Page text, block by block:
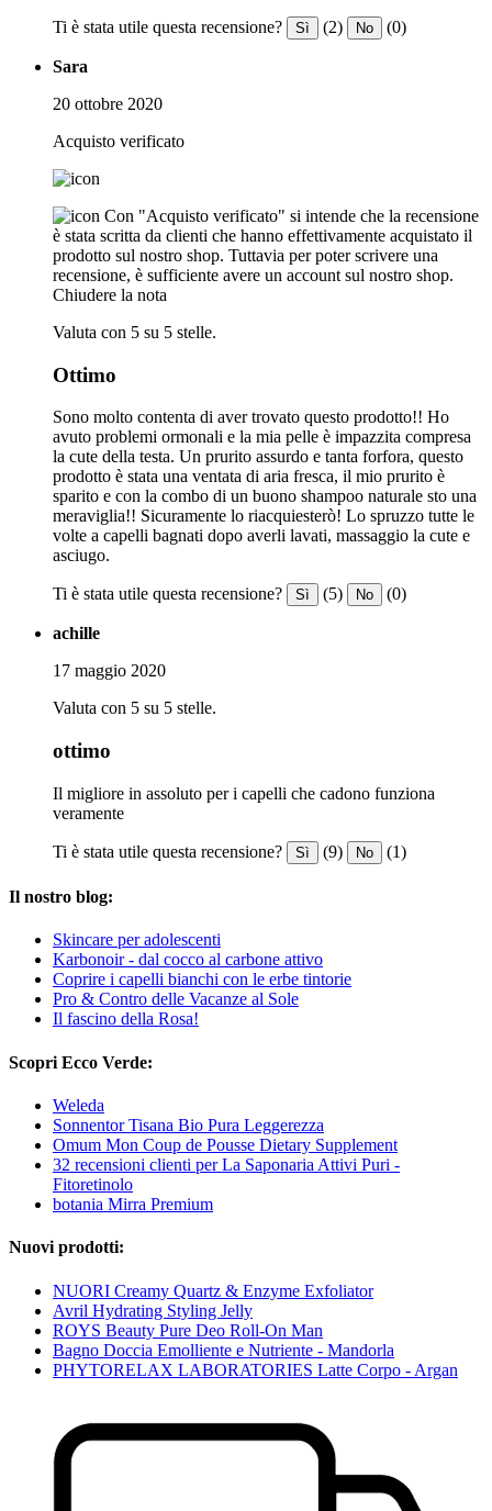
Ti è stata utile questa recensione? Sì (2) No (0)
Sara
20 ottobre 2020
Acquisto verificato
Con "Acquisto verificato" si intende che la recensione
è stata scritta da clienti che hanno effettivamente acquistato il
prodotto sul nostro shop. Tuttavia per poter scrivere una
recensione, è sufficiente avere un account sul nostro shop.
Chiudere la nota
Valuta con 5 su 5 stelle.
Ottimo
Sono molto contenta di aver trovato questo prodotto!! Ho
avuto problemi ormonali e la mia pelle è impazzita compresa
la cute della testa. Un prurito assurdo e tanta forfora, questo
prodotto è stata una ventata di aria fresca, il mio prurito è
sparito e con la combo di un buono shampoo naturale sto una
meraviglia!! Sicuramente lo riacquiesterò! Lo spruzzo tutte le
volte a capelli bagnati dopo averli lavati, massaggio la cute e
asciugo.
Ti è stata utile questa recensione? Sì (5) No (0)
achille
17 maggio 2020
Valuta con 5 su 5 stelle.
ottimo
Il migliore in assoluto per i capelli che cadono funziona
veramente
Ti è stata utile questa recensione? Sì (9) No (1)
Il nostro blog:
Skincare per adolescenti
Karbonoir - dal cocco al carbone attivo
Coprire i capelli bianchi con le erbe tintorie
Pro & Contro delle Vacanze al Sole
Il fascino della Rosa!
Scopri Ecco Verde:
Weleda
Sonnentor Tisana Bio Pura Leggerezza
Omum Mon Coup de Pousse Dietary Supplement
32 recensioni clienti per La Saponaria Attivi Puri -
Fitoretinolo
botania Mirra Premium
Nuovi prodotti:
NUORI Creamy Quartz & Enzyme Exfoliator
Avril Hydrating Styling Jelly
ROYS Beauty Pure Deo Roll-On Man
Bagno Doccia Emolliente e Nutriente - Mandorla
PHYTORELAX LABORATORIES Latte Corpo - Argan